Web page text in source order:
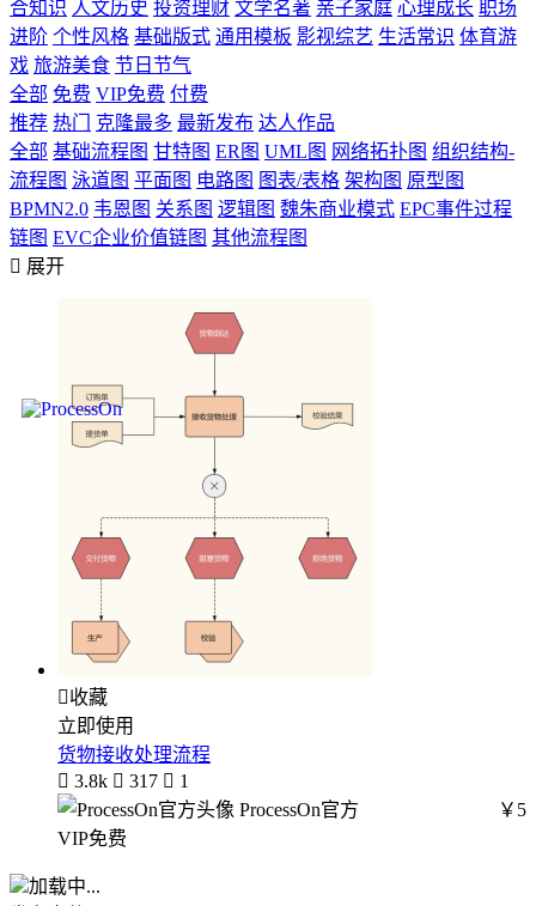
合知识 人文历史 投资理财 文学名著 亲子家庭 心理成长 职场
进阶 个性风格 基础版式 通用模板 影视综艺 生活常识 体育游
戏 旅游美食 节日节气
全部 免费 VIP免费 付费
推荐 热门 克隆最多 最新发布 达人作品
全部 基础流程图 甘特图 ER图 UML图 网络拓扑图 组织结构-
流程图 泳道图 平面图 电路图 图表/表格 架构图 原型图
BPMN2.0 韦恩图 关系图 逻辑图 魏朱商业模式 EPC事件过程
链图 EVC企业价值链图 其他流程图
 展开
收藏
立即使用
货物接收处理流程
 3.8k  317  1
ProcessOn官方
￥5
VIP免费
加载中...